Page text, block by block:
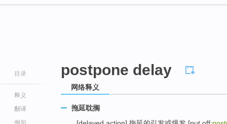
目录
释义
翻译
例句
postpone delay
网络释义
拖延耽搁